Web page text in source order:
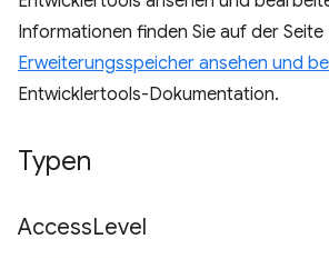
Informationen finden Sie auf der Seite
Erweiterungsspeicher ansehen und
Entwicklertools-Dokumentation.
Typen
AccessLevel